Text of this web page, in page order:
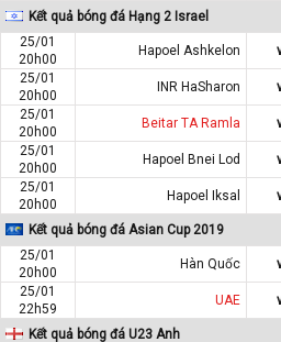
Kết quả bóng đá Hạng 2 Israel
25/01
20h00
Hapoel Ashkelon
25/01
20h00
INR HaSharon
25/01
20h00
Beitar TA Ramla
25/01
20h00
Hapoel Bnei Lod
25/01
20h00
Hapoel Iksal
Kết quả bóng đá Asian Cup 2019
25/01
20h00
Hàn Quốc
25/01
22h59
UAE
Kết quả bóng đá U23 Anh